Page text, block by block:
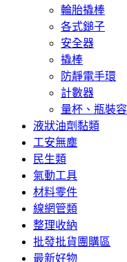
輪胎撬棒
各式鎚子
安全器
撬棒
防靜電手環
計數器
量杯、瓶裝
液狀油劑黏類
工安無塵
民生類
氣動工具
材料零件
線網管類
整理收納
批發批貨團購區
最新好物